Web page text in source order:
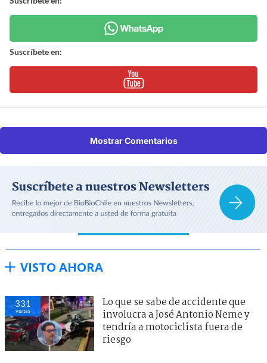
Suscríbete en:
Mostrar Comentarios
VISTO AHORA
331
visitas
Lo que se sabe de accidente que
involucra a José Antonio Neme y
tendría a motociclista fuera de
riesgo